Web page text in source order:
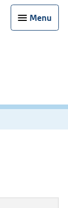
Menu